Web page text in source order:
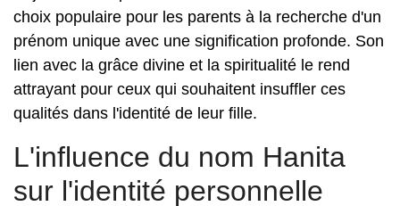
choix populaire pour les parents à la recherche d'un
prénom unique avec une signification profonde. Son
lien avec la grâce divine et la spiritualité le rend
attrayant pour ceux qui souhaitent insuffler ces
qualités dans l'identité de leur fille.
L'influence du nom Hanita
sur l'identité personnelle